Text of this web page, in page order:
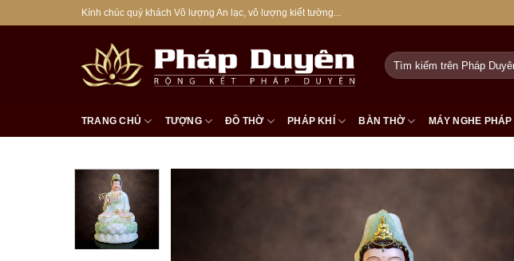
qua
Kính chúc quý khách Vô lượng An lạc, vô lượng kiết tường...
Tìm
kiếm:
TRANG CHỦ TƯỢNG ĐỒ THỜ PHÁP KHÍ BÀN THỜ MÁY NGHE PHÁP